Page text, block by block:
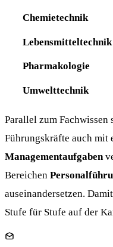
Chemietechnik
Lebensmitteltechnik
Pharmakologie
Umwelttechnik
Parallel zum Fachwissen
Führungskräfte auch mit
Managementaufgaben
Bereichen
auseinandersetzen.
Stufe für Stufe auf der